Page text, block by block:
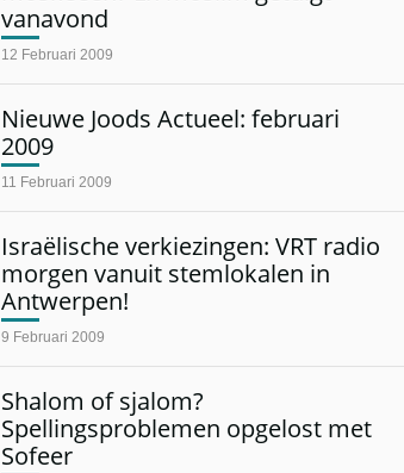
vanavond
12 Februari 2009
Nieuwe Joods Actueel: februari
2009
11 Februari 2009
Israëlische verkiezingen: VRT radio
morgen vanuit stemlokalen in
Antwerpen!
9 Februari 2009
Shalom of sjalom?
Spellingsproblemen opgelost met
Sofeer